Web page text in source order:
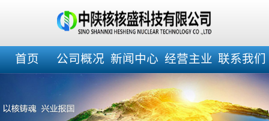
首页 公司概况 新闻中心 经营主业 联系我们